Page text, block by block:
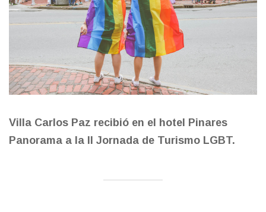
Villa Carlos Paz recibió en el hotel Pinares
Panorama a la II Jornada de Turismo LGBT.